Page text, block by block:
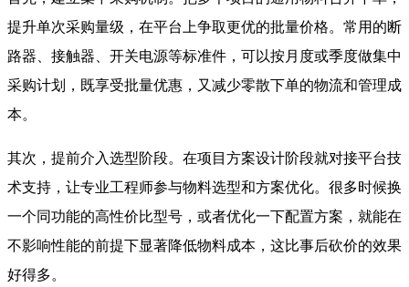
提升单次采购量级，在平台上争取更优的批量价格。常用的断
路器、接触器、开关电源等标准件，可以按月度或季度做集中
采购计划，既享受批量优惠，又减少零散下单的物流和管理成
本。
其次，提前介入选型阶段。在项目方案设计阶段就对接平台技
术支持，让专业工程师参与物料选型和方案优化。很多时候换
一个同功能的高性价比型号，或者优化一下配置方案，就能在
不影响性能的前提下显著降低物料成本，这比事后砍价的效果
好得多。